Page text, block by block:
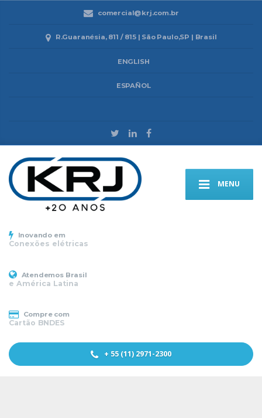
comercial@krj.com.br
R.Guaranésia, 811 / 815 | São Paulo,SP | Brasil
ENGLISH
ESPAÑOL
MENU
Inovando em
Conexões elétricas
Atendemos Brasil
e América Latina
Compre com
Cartão BNDES
+ 55 (11) 2971-2300